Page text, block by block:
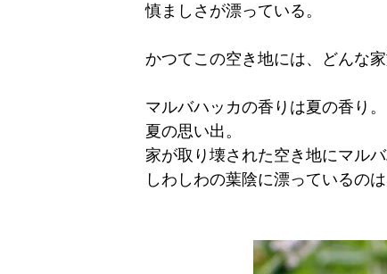
慎ましさが漂っている。
かつてこの空き地には、どんな
マルバハッカの香りは夏の香り。
夏の思い出。
家が取り壊された空き地にマル
しわしわの葉陰に漂っているの